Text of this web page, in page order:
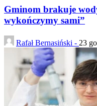
Gminom brakuje
wykończymy sami”
Rafał Bernasiński - 23